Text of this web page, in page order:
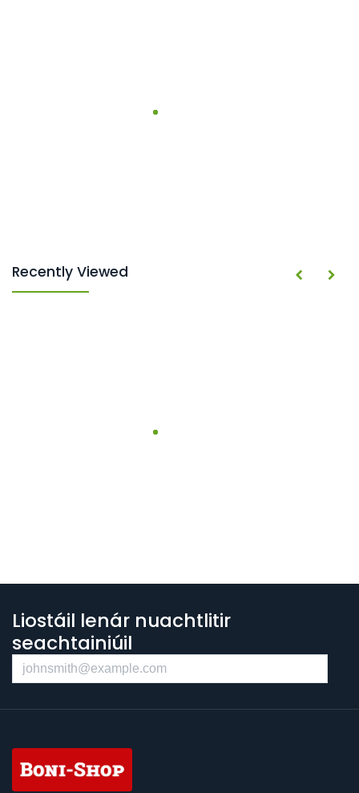
Recently Viewed
Liostáil lenár nuachtlitir
seachtainiúil